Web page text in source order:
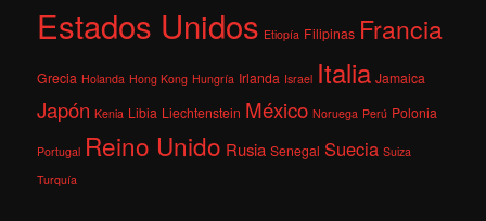
Estados Unidos Etiopía Filipinas Francia
Grecia Holanda Hong Kong Hungría Irlanda Israel Italia Jamaica
Japón Kenia Libia Liechtenstein México Noruega Perú Polonia
Portugal Reino Unido Rusia Senegal Suecia Suiza
Turquía